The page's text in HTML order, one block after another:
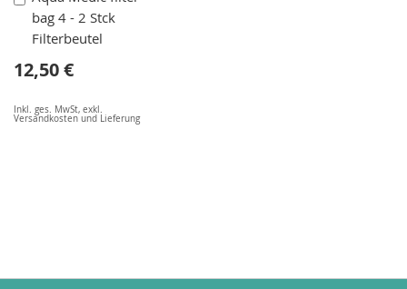
bag 4 - 2 Stck
Filterbeutel
12,50 €
Inkl. ges. MwSt, exkl.
Versandkosten und Lieferung
den
Warenkorb